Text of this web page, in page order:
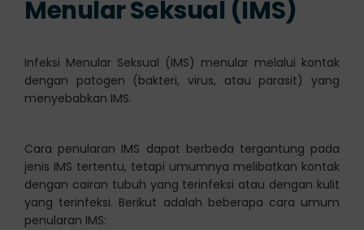
Menular Seksual (IMS)
Infeksi Menular Seksual (IMS) menular melalui kontak
dengan patogen (bakteri, virus, atau parasit) yang
menyebabkan IMS.
Cara penularan IMS dapat berbeda tergantung pada
jenis IMS tertentu, tetapi umumnya melibatkan kontak
dengan cairan tubuh yang terinfeksi atau dengan kulit
yang terinfeksi. Berikut adalah beberapa cara umum
penularan IMS: